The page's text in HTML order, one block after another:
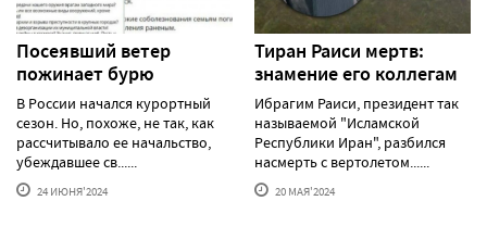
Посеявший ветер
пожинает бурю
В России начался курортный
сезон. Но, похоже, не так, как
рассчитывало ее начальство,
убеждавшее св......
24 ИЮНЯ'2024
Тиран Раиси мертв:
знамение его коллегам
Ибрагим Раиси, президент так
называемой "Исламской
Республики Иран", разбился
насмерть с вертолетом......
20 МАЯ'2024